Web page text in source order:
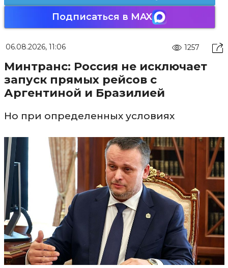
Подписаться в MAX
06.08.2026, 11:06 1257
Минтранс: Россия не исключает
запуск прямых рейсов с
Аргентиной и Бразилией
Но при определенных условиях